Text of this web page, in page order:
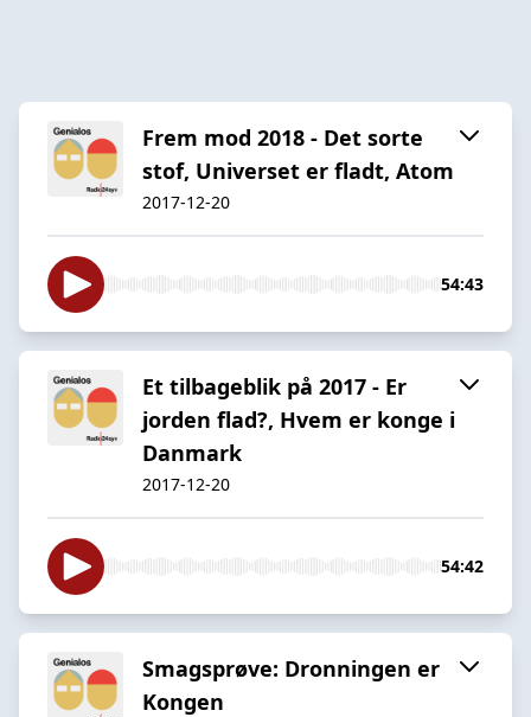
Frem mod 2018 - Det sorte
stof, Universet er fladt, Atom
2017-12-20
54:43
Et tilbageblik på 2017 - Er
jorden flad?, Hvem er konge i
Danmark
2017-12-20
54:42
Smagsprøve: Dronningen er
Kongen